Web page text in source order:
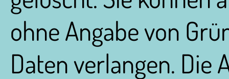
ohne Angabe von
Daten verlangen. Die